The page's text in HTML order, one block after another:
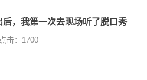
，我第一次去现场听了脱口秀
点击：1700